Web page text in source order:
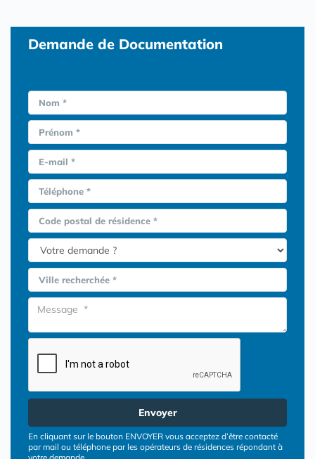
Demande de Documentation
Nom *
Prénom *
E-mail *
Téléphone *
Code postal de résidence *
Ville recherchée *
Envoyer
En cliquant sur le bouton ENVOYER vous acceptez d’être contacté
par mail ou téléphone par les opérateurs de résidences répondant à